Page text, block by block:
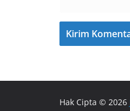
Hak Cipta © 2026